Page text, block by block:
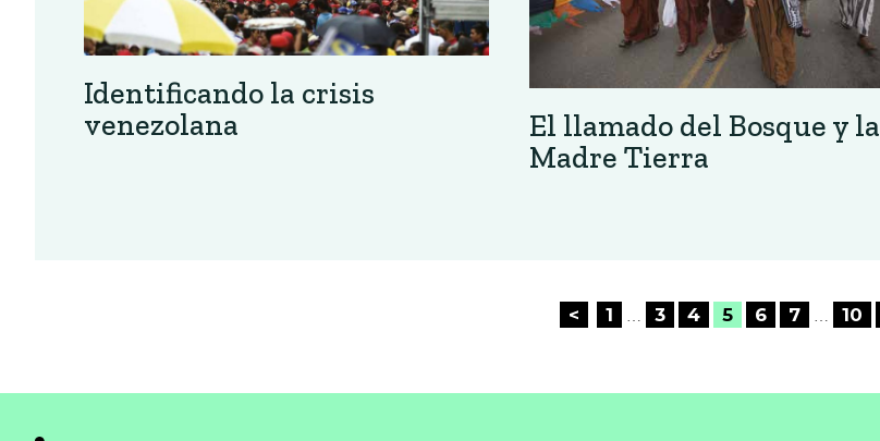
Identificando la crisis
venezolana
El llamado del Bosque y la
Madre Tierra
< 1 3 4 5 6 7 10